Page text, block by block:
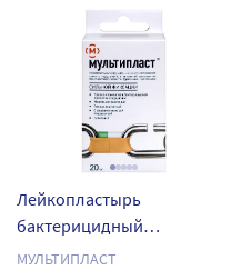
Лейкопластырь
бактерицидный
мультипласт сильной
МУЛЬТИПЛАСТ